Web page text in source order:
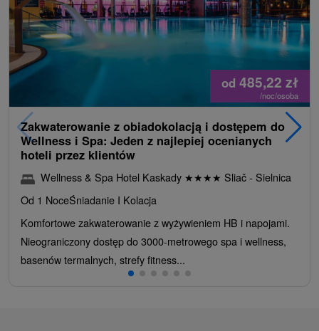
od 485,22 zł
/noc/osoba
Zakwaterowanie z obiadokolacją i dostępem do
Wellness i Spa: Jeden z najlepiej ocenianych
hoteli przez klientów
Wellness & Spa Hotel Kaskady ★★★★ Sliač - Sielnica
Od 1 NoceŚniadanie I Kolacja
Komfortowe zakwaterowanie z wyżywieniem HB i napojami.
Nieograniczony dostęp do 3000-metrowego spa i wellness,
basenów termalnych, strefy fitness...